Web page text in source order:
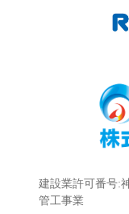
建設業許可番号:
管工事業